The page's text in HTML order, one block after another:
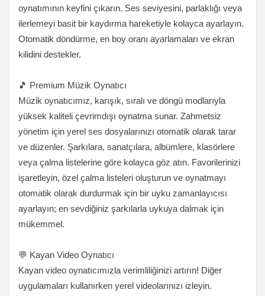
oynatımının keyfini çıkarın. Ses seviyesini, parlaklığı veya
ilerlemeyi basit bir kaydırma hareketiyle kolayca ayarlayın.
Otomatik döndürme, en boy oranı ayarlamaları ve ekran
kilidini destekler.
🎵 Premium Müzik Oynatıcı
Müzik oynatıcımız, karışık, sıralı ve döngü modlarıyla
yüksek kaliteli çevrimdışı oynatma sunar. Zahmetsiz
yönetim için yerel ses dosyalarınızı otomatik olarak tarar
ve düzenler. Şarkılara, sanatçılara, albümlere, klasörlere
veya çalma listelerine göre kolayca göz atın. Favorilerinizi
işaretleyin, özel çalma listeleri oluşturun ve oynatmayı
otomatik olarak durdurmak için bir uyku zamanlayıcısı
ayarlayın; en sevdiğiniz şarkılarla uykuya dalmak için
mükemmel.
💬 Kayan Video Oynatıcı
Kayan video oynatıcımızla verimliliğinizi artırın! Diğer
uygulamaları kullanırken yerel videolarınızı izleyin.